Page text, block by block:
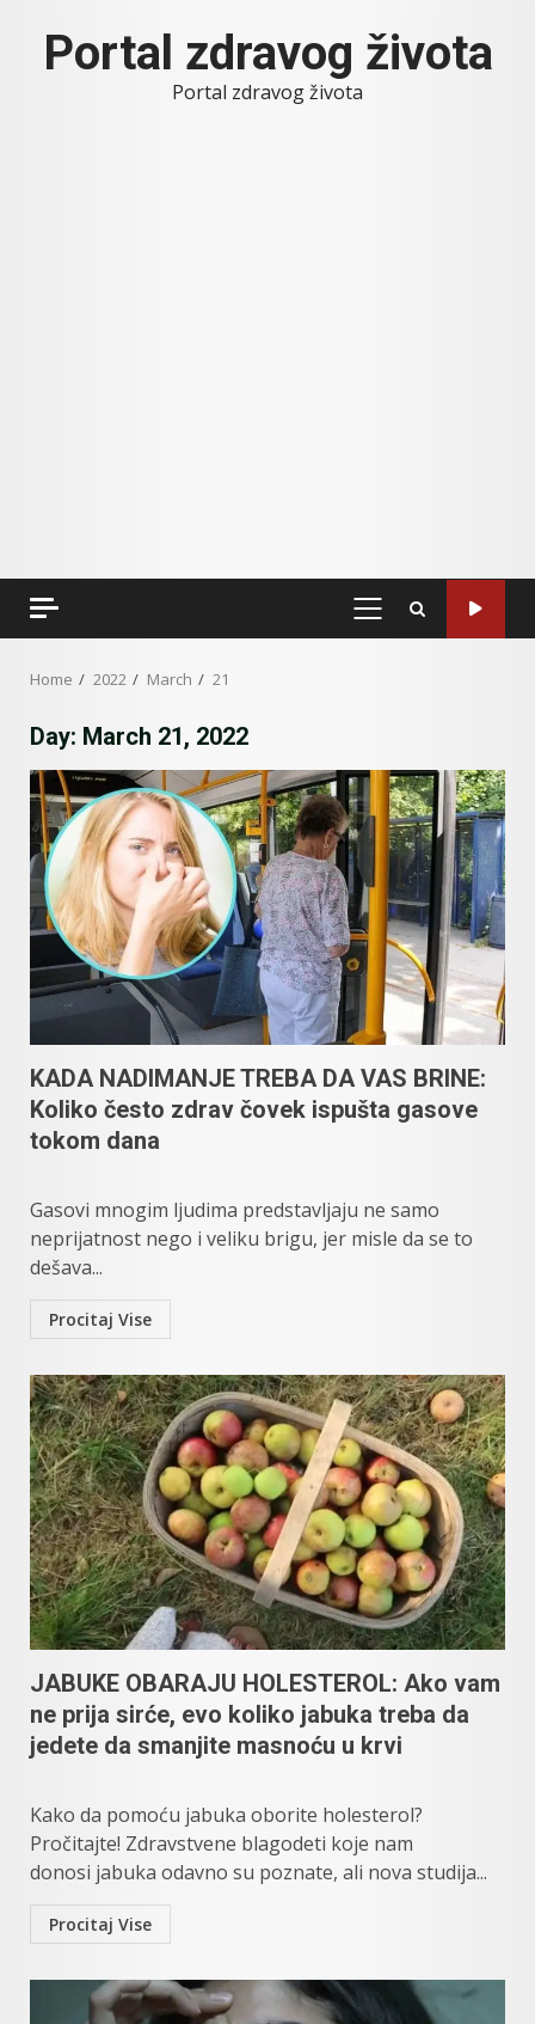
contentPortal zdravog života
Portal zdravog života
PRIMARY
Home 2022 March 21
Day: March 21, 2022
KADA NADIMANJE TREBA DA VAS BRINE:
Koliko često zdrav čovek ispušta gasove
tokom dana
Gasovi mnogim ljudima predstavljaju ne samo
neprijatnost nego i veliku brigu, jer misle da se to
dešava...
Procitaj Vise
JABUKE OBARAJU HOLESTEROL: Ako vam
ne prija sirće, evo koliko jabuka treba da
jedete da smanjite masnoću u krvi
Kako da pomoću jabuka oborite holesterol?
Pročitajte! Zdravstvene blagodeti koje nam
donosi jabuka odavno su poznate, ali nova studija...
Procitaj Vise